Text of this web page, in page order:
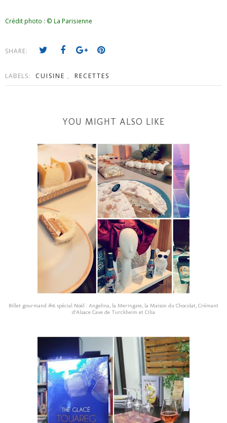
Crédit photo : © La Parisienne
SHARE:
LABELS: CUISINE , RECETTES
YOU MIGHT ALSO LIKE
Billet gourmand #16 spécial Noël : Angelina, la Meringaie, la Maison du Chocolat, Crémant
d’Alsace Cave de Turckheim et Cilia